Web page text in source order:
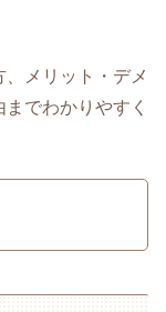
メリット・デメ
でわかりやすく